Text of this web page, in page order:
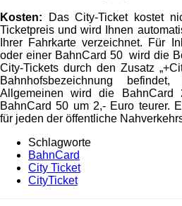
Kosten: Das City-Ticket kostet
Ticketpreis und wird Ihnen
Ihrer Fahrkarte verzeichnet. Für
oder einer BahnCard 50 wird die
City-Tickets durch den Zusatz
Bahnhofsbezeichnung
Allgemeinen wird die
BahnCard 50 um 2,- Euro teurer.
für jeden der öffentliche
Schlagworte
BahnCard
City Ticket
CityTicket